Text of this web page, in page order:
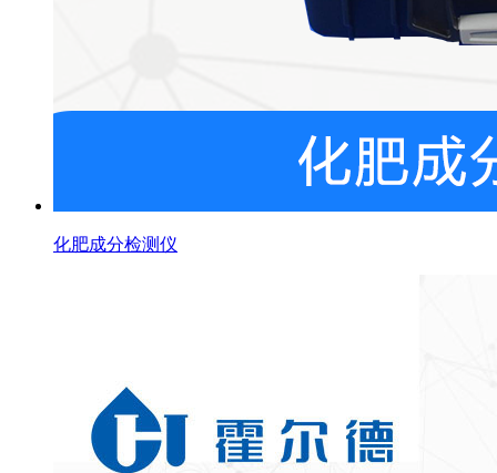
化肥成分检测仪